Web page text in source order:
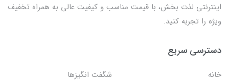
اینترنتی لذت بخش، با قیمت مناسب و کیفیت عالی به همراه تخفیف
ویژه را تجربه کنید.
دسترسی سریع
خانه
شگفت انگيزها